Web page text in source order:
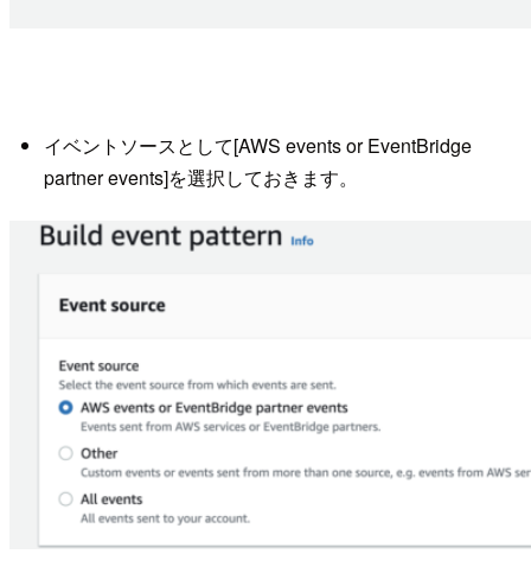
イベントソースとして[AWS events or EventBridge
partner events]を選択しておきます。